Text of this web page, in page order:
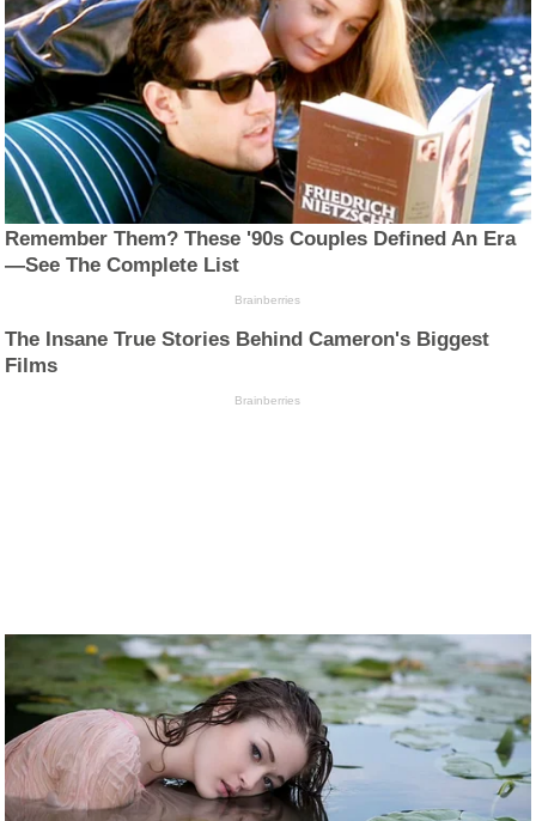
Remember Them? These '90s Couples Defined An Era
—See The Complete List
Brainberries
The Insane True Stories Behind Cameron's Biggest
Films
Brainberries